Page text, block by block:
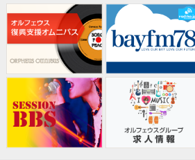
こちらにて承っております。
皆様にはご不便ご迷惑をおかけ致しますが
何卒ご理解のほどお願い申し上げます。
SOUND STUDIO M 小岩店
2026-07-01
SOUND STUDIO M 小岩店 価格改定
いつも SOUND STUDIO M 小岩店をご利
とうございます。